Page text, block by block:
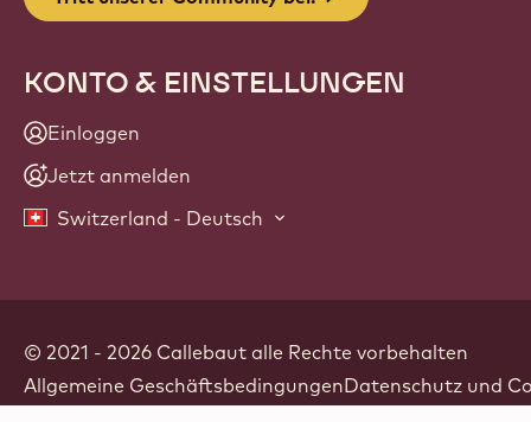
KONTO & EINSTELLUNGEN
Einloggen
Jetzt anmelden
Switzerland - Deutsch
© 2021 - 2026 Callebaut alle Rechte vorbehalten
Footer
Allgemeine GeschäftsbedingungenDatenschutz und